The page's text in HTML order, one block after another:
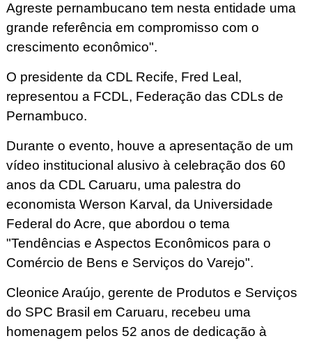
Agreste pernambucano tem nesta entidade uma
grande referência em compromisso com o
crescimento econômico".
O presidente da CDL Recife, Fred Leal,
representou a FCDL, Federação das CDLs de
Pernambuco.
Durante o evento, houve a apresentação de um
vídeo institucional alusivo à celebração dos 60
anos da CDL Caruaru, uma palestra do
economista Werson Karval, da Universidade
Federal do Acre, que abordou o tema
"Tendências e Aspectos Econômicos para o
Comércio de Bens e Serviços do Varejo".
Cleonice Araújo, gerente de Produtos e Serviços
do SPC Brasil em Caruaru, recebeu uma
homenagem pelos 52 anos de dedicação à